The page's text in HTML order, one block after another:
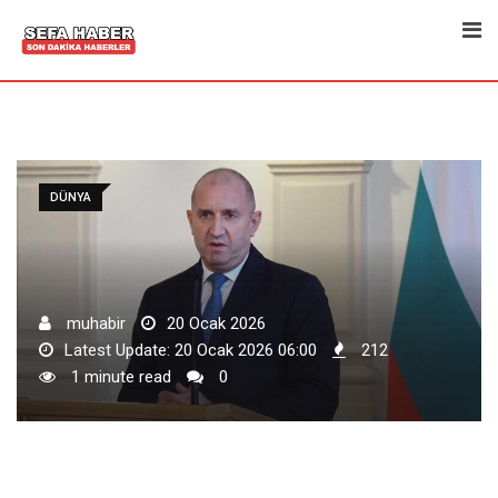
DÜNYA
muhabir
20 Ocak 2026
Latest Update: 20 Ocak 2026 06:00
212
1 minute read
0